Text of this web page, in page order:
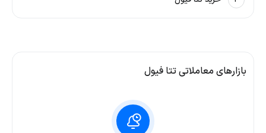
بازارهای معاملاتی تتا فیول